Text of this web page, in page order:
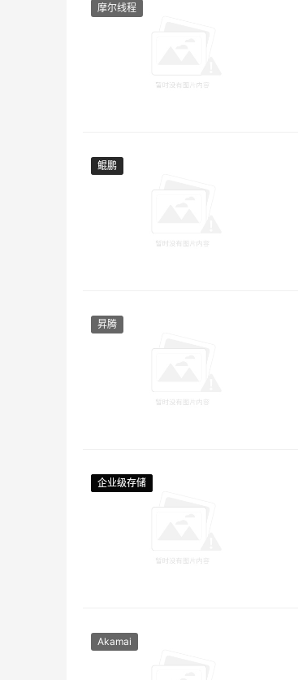
摩尔线程
鲲鹏
鲲鹏
昇腾
企业级存储
企业级存储
企业级存储
企业级存储
Akamai